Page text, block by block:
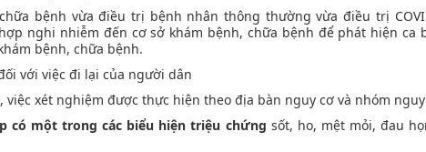
bệnh vừa điều trị bệnh nhân thông thường vừa điều trị
nghi nhiễm đến cơ sở khám bệnh, chữa bệnh để phát hiện ca
bệnh, chữa bệnh.
với việc đi lại của người dân
việc xét nghiệm được thực hiện theo địa bàn nguy cơ và nhóm
có một trong các biểu hiện triệu chứng sốt, ho, mệt mỏi, đau